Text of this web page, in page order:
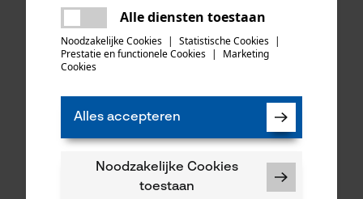
35,49 €* 192,17 €*
Alle diensten toestaan
Noodzakelijke Cookies | Statistische Cookies |
Prestatie en functionele Cookies |
Marketing
Cookies
Alles accepteren
Noodzakelijke Cookies
toestaan
Er is een fout opgetreden. Gelieve
het opnieuw te proberen.
delen
mail